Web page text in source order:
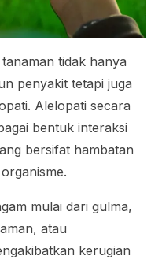
tidak hanya
penyakit tetapi juga
Alelopati secara
bentuk interaksi
bersifat hambatan
mulai dari gulma,
atau
kerugian